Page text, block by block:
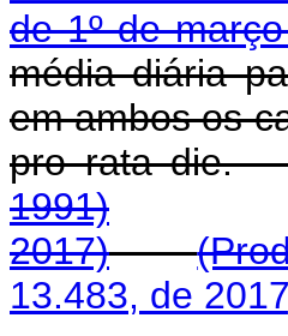
de 1º de
média diária
em ambos os
pro
1991)
2017)
13.483, de